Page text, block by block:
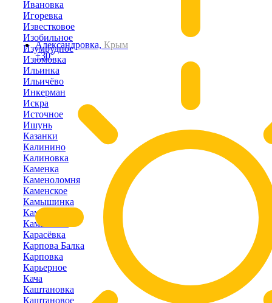
Александровка, Крым
+30°
Ивановка
Игоревка
Известковое
Изобильное
Изумрудное
Изюмовка
Ильинка
Ильичёво
Инкерман
Искра
Источное
Ишунь
Казанки
Калинино
Калиновка
Каменка
Каменоломня
Каменское
Камышинка
Камышлы
Камышное
Карасёвка
Карпова Балка
Карповка
Карьерное
Кача
Каштановка
Каштановое